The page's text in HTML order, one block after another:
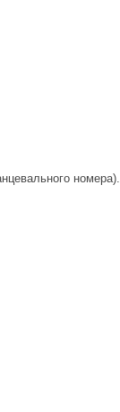
номера).